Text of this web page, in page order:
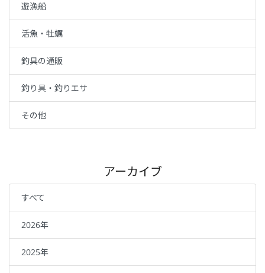
遊漁船
活魚・牡蠣
釣具の通販
釣り具・釣りエサ
その他
アーカイブ
すべて
2026年
2025年